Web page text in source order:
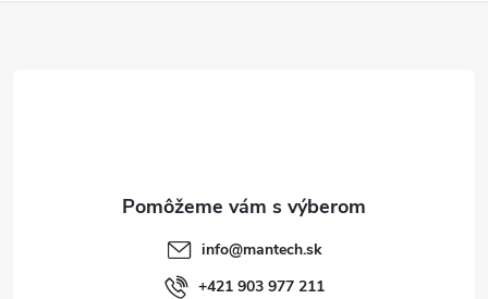
info@mantech.sk
+421 903 977 211